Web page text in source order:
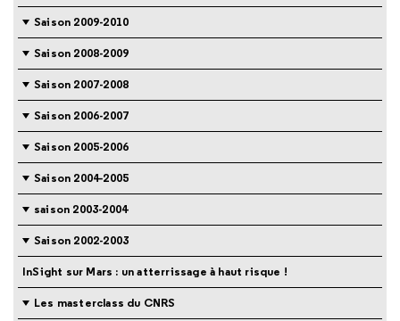
Saison 2009-2010
Saison 2008-2009
Saison 2007-2008
Saison 2006-2007
Saison 2005-2006
Saison 2004-2005
saison 2003-2004
Saison 2002-2003
InSight sur Mars : un atterrissage à haut risque !
Les masterclass du CNRS